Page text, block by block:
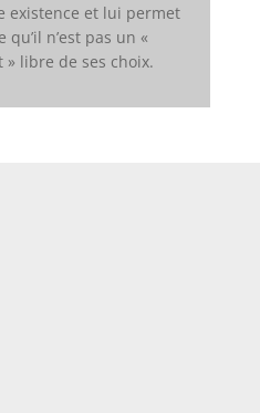
existence et lui permet
n’est pas un «
» libre de ses choix.